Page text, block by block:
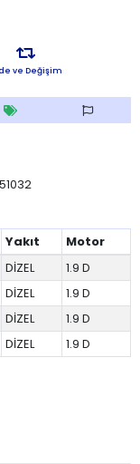
ve Değişim
Yakıt
Motor
DİZEL
1.9 D
DİZEL
1.9 D
DİZEL
1.9 D
DİZEL 1.9 D